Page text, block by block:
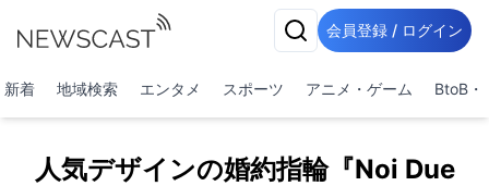
会員登録 / ログイン
新着 地域検索 エンタメ スポーツ アニメ・ゲーム BtoB・
人気デザインの婚約指輪『Noi Due